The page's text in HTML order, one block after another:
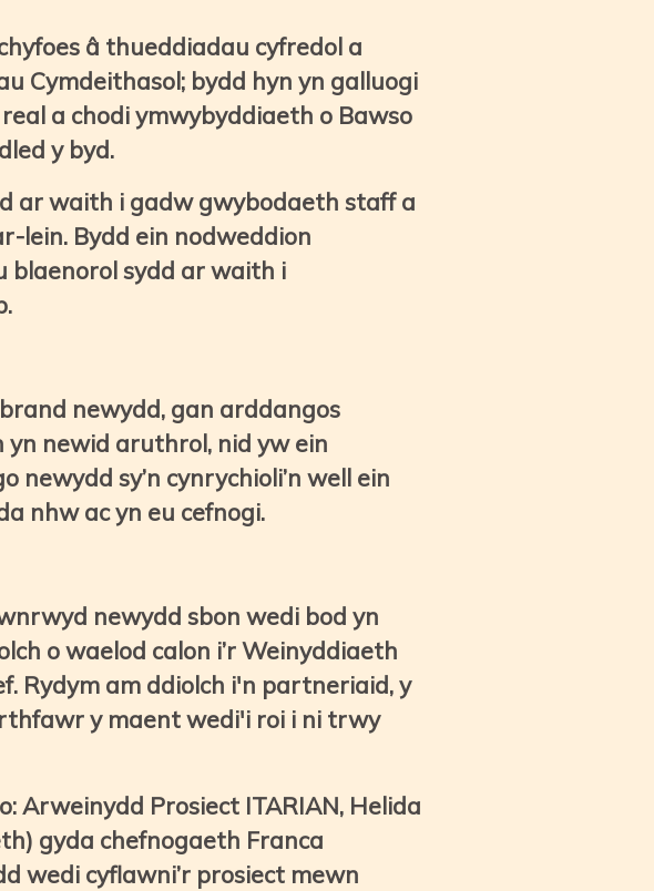
â thueddiadau cyfredol a
Cymdeithasol; bydd hyn yn galluogi
a chodi ymwybyddiaeth o Bawso
y byd.
ar waith i gadw gwybodaeth staff a
lein. Bydd ein nodweddion
blaenorol sydd ar waith i
newydd, gan arddangos
yn newid aruthrol, nid yw ein
newydd sy’n cynrychioli’n well ein
nhw ac yn eu cefnogi.
newydd sbon wedi bod yn
o waelod calon i’r Weinyddiaeth
Rydym am ddiolch i'n partneriaid, y
y maent wedi'i roi i ni trwy
Arweinydd Prosiect ITARIAN, Helida
gyda chefnogaeth Franca
wedi cyflawni’r prosiect mewn